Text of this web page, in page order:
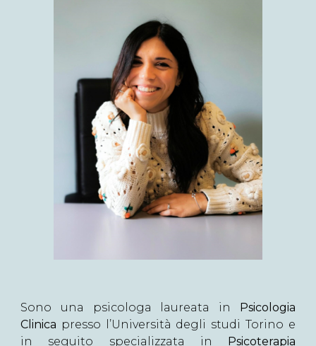
Sono una psicologa laureata in Psicologia
Clinica presso l’Università degli studi Torino e
in seguito specializzata in Psicoterapia